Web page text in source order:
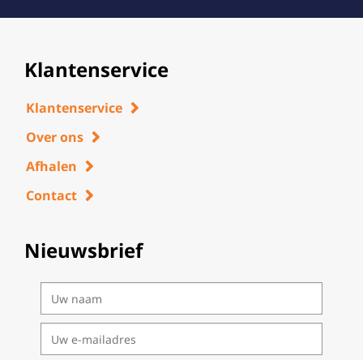
Klantenservice
Klantenservice
Over ons
Afhalen
Contact
Nieuwsbrief